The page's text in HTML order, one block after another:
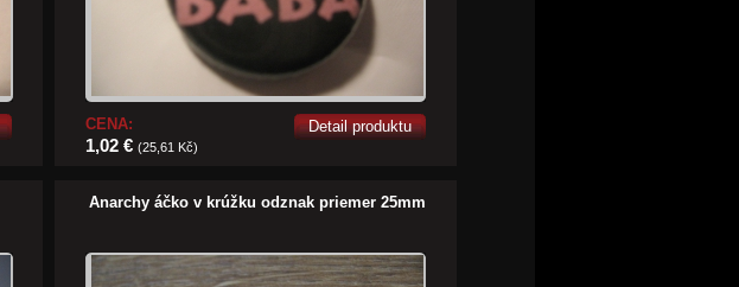
CENA:
1,02 €(25,61 Kč)
Detail produktu
Anarchy áčko v krúžku odznak priemer 25mm